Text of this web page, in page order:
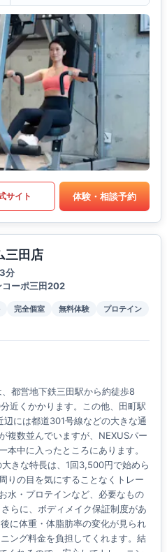
サイト 体験・相談予約
三田店
分
ーポ三田202
完全個室 無料体験
プロテイン
都営地下鉄三田駅から約徒歩8
近くかかります。この他、田町駅
には都道301号線などの大きな通
複数並んでいますが、NEXUSパー
本中に入ったところにあります。
きな特長は、1回3,500円で始めら
りの目を気にすることなくトレー
水・プロテインなど、必要なもの
らに、ボディメイク保証制度があ
に体重・体脂肪率の変化が見られ
ング料金を負担してくれます。結